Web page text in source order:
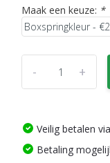
Maak een keuze: *
+
-
Veilig betalen
Betaling